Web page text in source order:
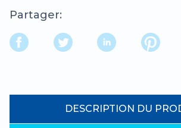
Partager:
DESCRIPTION DU